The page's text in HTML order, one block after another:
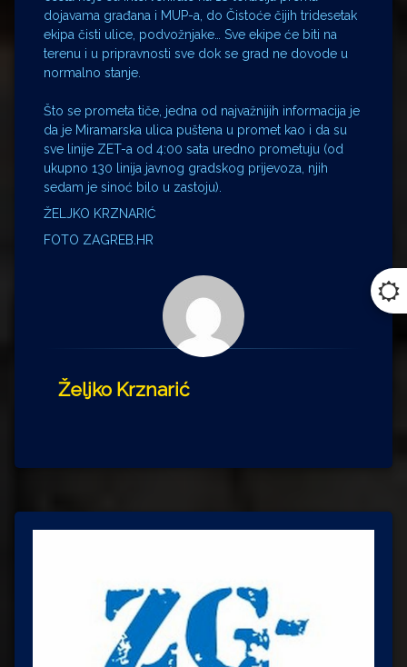
dojavama građana i MUP-a, do Čistoće čijih tridesetak
ekipa čisti ulice, podvožnjake… Sve ekipe će biti na
terenu i u pripravnosti sve dok se grad ne dovode u
normalno stanje.
Što se prometa tiče, jedna od najvažnijih informacija je
da je Miramarska ulica puštena u promet kao i da su
sve linije ZET-a od 4:00 sata uredno prometuju (od
ukupno 130 linija javnog gradskog prijevoza, njih
sedam je sinoć bilo u zastoju).
ŽELJKO KRZNARIĆ
FOTO ZAGREB.HR
Željko Krznarić